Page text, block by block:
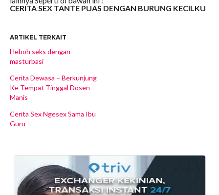
CERITA SEX TANTE PUAS DENGAN BURUNG KECILKU
ARTIKEL TERKAIT
Heboh seks dengan
masturbasi
Cerita Dewasa – Berkunjung
Ke Tempat Tinggal Dosen
Manis
Cerita Sex Ngesex Sama Ibu
Guru